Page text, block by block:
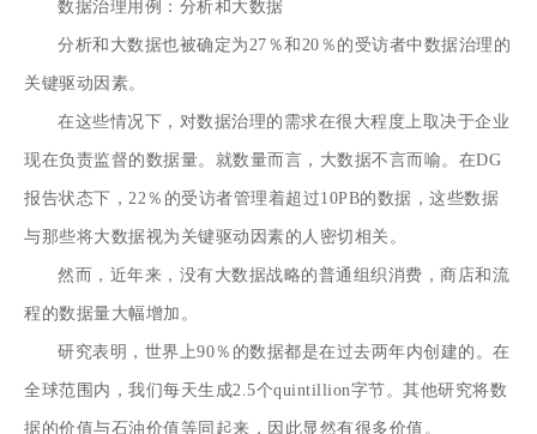
数据治理用例：分析和大数据
分析和大数据也被确定为27％和20％的受访者中数据治理的
关键驱动因素。
在这些情况下，对数据治理的需求在很大程度上取决于企业
现在负责监督的数据量。就数量而言，大数据不言而喻。在DG
报告状态下，22％的受访者管理着超过10PB的数据，这些数据
与那些将大数据视为关键驱动因素的人密切相关。
然而，近年来，没有大数据战略的普通组织消费，商店和流
程的数据量大幅增加。
研究表明，世界上90％的数据都是在过去两年内创建的。在
全球范围内，我们每天生成2.5个quintillion字节。其他研究将数
据的价值与石油价值等同起来，因此显然有很多价值。